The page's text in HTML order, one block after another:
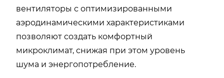
вентиляторы с оптимизированными
аэродинамическими характеристиками
позволяют создать комфортный
микроклимат, снижая при этом уровень
шума и энергопотребление.